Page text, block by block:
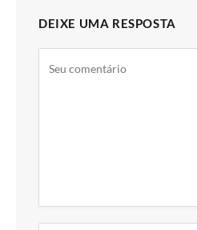
DEIXE UMA RESPOSTA